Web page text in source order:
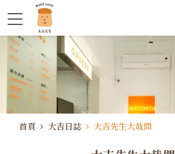
首頁 大吉日誌 大吉先生大哉問